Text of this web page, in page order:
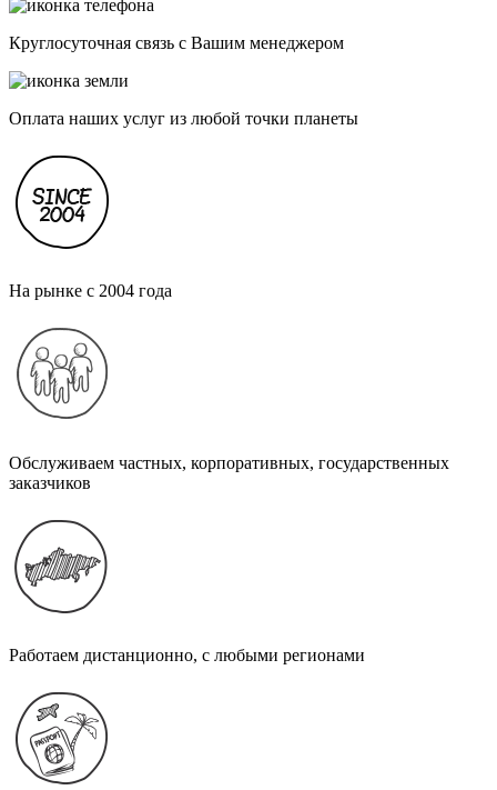
Круглосуточная связь с Вашим менеджером
Оплата наших услуг из любой точки планеты
На рынке с 2004 года
Обслуживаем частных, корпоративных, государственных
заказчиков
Работаем дистанционно, с любыми регионами